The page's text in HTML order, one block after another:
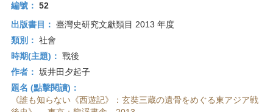
編號： 52
出版書目： 臺灣史研究文獻類目 2013 年度
類別： 社會
時期(主題)： 戰後
作者： 坂井田夕起子
題名 (點擊閱讀)：
《誰も知らない《西遊記》：玄奘三蔵の遺骨をめぐる東アジア戦